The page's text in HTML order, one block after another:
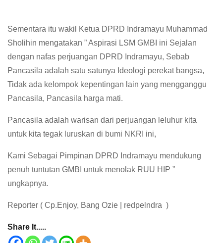
Sementara itu wakil Ketua DPRD Indramayu Muhammad
Sholihin mengatakan ” Aspirasi LSM GMBI ini Sejalan
dengan nafas perjuangan DPRD Indramayu, Sebab
Pancasila adalah satu satunya Ideologi perekat bangsa,
Tidak ada kelompok kepentingan lain yang mengganggu
Pancasila, Pancasila harga mati.
Pancasila adalah warisan dari perjuangan leluhur kita
untuk kita tegak luruskan di bumi NKRI ini,
Kami Sebagai Pimpinan DPRD Indramayu mendukung
penuh tuntutan GMBI untuk menolak RUU HIP ”
ungkapnya.
Reporter ( Cp.Enjoy, Bang Ozie | redpelndra )
Share It.....